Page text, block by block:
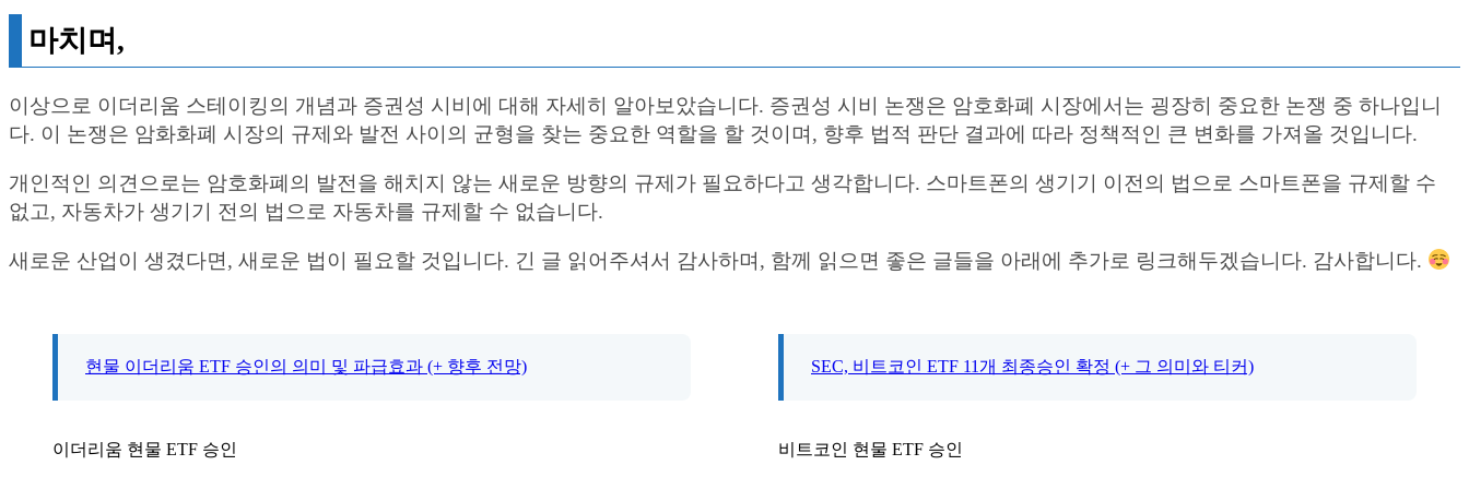
마치며,
이상으로 이더리움 스테이킹의 개념과 증권성 시비에 대해 자세히 알아보았습니다. 증권성 시비 논쟁은 암호화폐 시장에서는 굉장히 중요한 논쟁 중 하나입니
다. 이 논쟁은 암화화폐 시장의 규제와 발전 사이의 균형을 찾는 중요한 역할을 할 것이며, 향후 법적 판단 결과에 따라 정책적인 큰 변화를 가져올 것입니다.
개인적인 의견으로는 암호화폐의 발전을 해치지 않는 새로운 방향의 규제가 필요하다고 생각합니다. 스마트폰의 생기기 이전의 법으로 스마트폰을 규제할 수
없고, 자동차가 생기기 전의 법으로 자동차를 규제할 수 없습니다.
새로운 산업이 생겼다면, 새로운 법이 필요할 것입니다. 긴 글 읽어주셔서 감사하며, 함께 읽으면 좋은 글들을 아래에 추가로 링크해두겠습니다. 감사합니다.
현물 이더리움 ETF 승인의 의미 및 파급효과 (+ 향후 전망)
이더리움 현물 ETF 승인
SEC, 비트코인 ETF 11개 최종승인 확정 (+ 그 의미와 티커)
비트코인 현물 ETF 승인